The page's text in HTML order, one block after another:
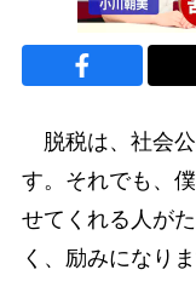
脱税は、社会
す。それでも、
せてくれる人が
く、励みになりま